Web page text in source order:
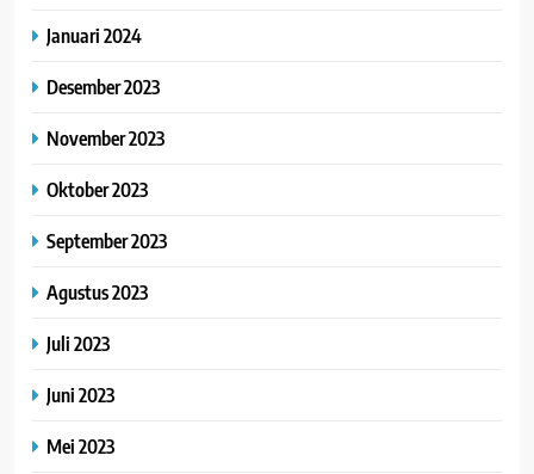
Januari 2024
Desember 2023
November 2023
Oktober 2023
September 2023
Agustus 2023
Juli 2023
Juni 2023
Mei 2023